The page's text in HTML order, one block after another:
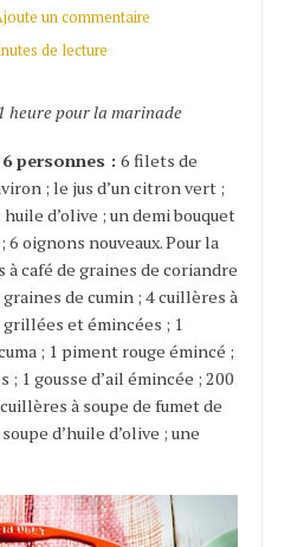
un commentaire
de lecture
heure pour la marinade
personnes : 6 filets de
; le jus d’un citron vert ;
d’olive ; un demi bouquet
oignons nouveaux. Pour la
à café de graines de coriandre
de cumin ; 4 cuillères à
grillées et émincées ; 1
; 1 piment rouge émincé ;
; 1 gousse d’ail émincée ; 200
à soupe de fumet de
d’huile d’olive ; une